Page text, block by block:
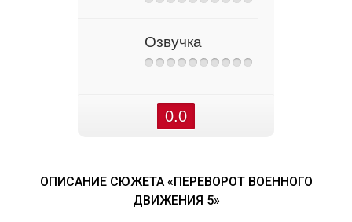
Озвучка
0.0
ОПИСАНИЕ СЮЖЕТА «ПЕРЕВОРОТ ВОЕННОГО
ДВИЖЕНИЯ 5»